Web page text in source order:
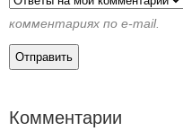
комментариях по e-mail.
Комментарии